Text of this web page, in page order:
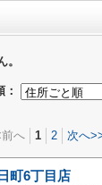
：
へ 1 2 次へ
町6丁目店